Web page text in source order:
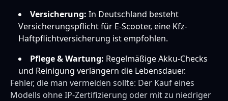
Versicherung: In Deutschland besteht
Versicherungspflicht für E-Scooter, eine Kfz-
Haftpflichtversicherung ist empfohlen.
Pflege & Wartung: Regelmäßige Akku-Checks
und Reinigung verlängern die Lebensdauer.
Fehler, die man vermeiden sollte: Der Kauf eines
Modells ohne IP-Zertifizierung oder mit zu niedriger